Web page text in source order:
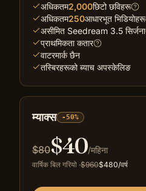
अधिकतम2,000छिटो छविहरू
अधिकतम250आधारभूत भिडियोहरू
असीमित Seedream 3.5 सिर्जना
प्राथमिकता कतार
वाटरमार्क छैन
तस्बिरहरूको ब्याच अपस्केलिङ
म्याक्स -50%
$80$40/महिना
वार्षिक बिल गरियो ·$960$480/वर्ष